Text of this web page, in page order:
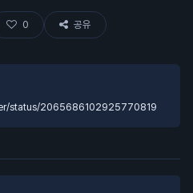
0 공유
status/2065686102925770819